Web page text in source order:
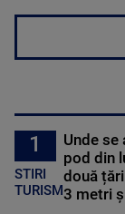
1
STIRI
TURISM
Unde se
pod din
două
3 metri